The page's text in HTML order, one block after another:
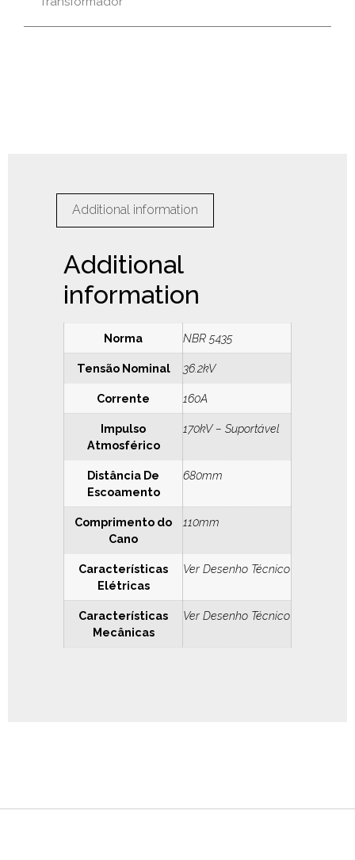
Additional information
Additional
information
Norma NBR 5435
Tensão Nominal 36.2kV
Corrente 160A
Impulso
Atmosférico
170kV – Suportável
Distância De
Escoamento
680mm
Comprimento do
Cano
110mm
Características
Elétricas
Ver Desenho Técnico
Características
Mecânicas
Ver Desenho Técnico